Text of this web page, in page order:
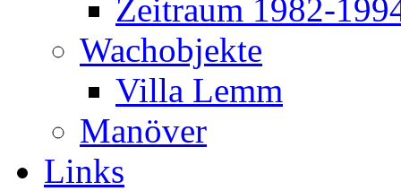
Zeitraum 1982-
Wachobjekte
Villa Lemm
Manöver
Links